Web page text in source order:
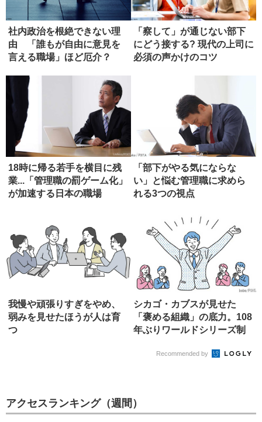
社内政治を根絶できない理
由 「誰もが自由に意見を
言える職場」ほど厄介？
「察して」が通じない部下
にどう接する? 現代の上司に
必須の声かけのコツ
18時に帰る若手を横目に残
業...「管理職の罰ゲーム化」
が加速する日本の職場
「部下がやる気にならな
い」と悩む管理職に求めら
れる3つの視点
我慢や頑張りすぎをやめ、
弱みを見せたほうが人は育
つ
シカゴ・カブスが見せた
「褒める組織」の底力。108
年ぶりワールドシリーズ制
Recommended by
アクセスランキング（週間）